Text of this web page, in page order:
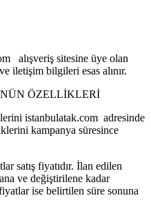
alışveriş sitesine üye olan
iletişim bilgileri esas alınır.
ÖZELLİKLERİ
istanbulatak.com adresinde
kampanya süresince
satış fiyatıdır. İlan edilen
ve değiştirilene kadar
ise belirtilen süre sonuna